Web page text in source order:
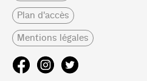
Plan d'accès
Mentions légales